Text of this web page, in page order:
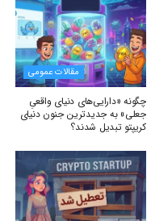
مقالات عمومی
چگونه «دارایی‌های دنیای واقعیِ
جعلی» به جدیدترین جنون دنیای
کریپتو تبدیل شدند؟